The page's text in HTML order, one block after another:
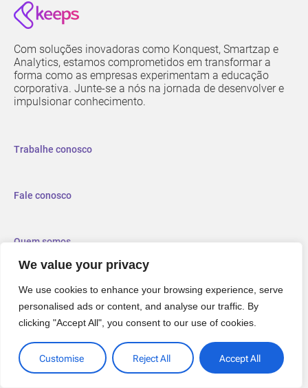
We value your privacy
We use cookies to enhance your browsing experience, serve
personalised ads or content, and analyse our traffic. By
clicking "Accept All", you consent to our use of cookies.
Customise Reject All Accept All
Com soluções inovadoras como Konquest, Smartzap e
Analytics, estamos comprometidos em transformar a
forma como as empresas experimentam a educação
corporativa. Junte-se a nós na jornada de desenvolver e
impulsionar conhecimento.
Trabalhe conosco
Fale conosco
Quem somos
Políticas de Privacidade© 2006-2025 Keeps